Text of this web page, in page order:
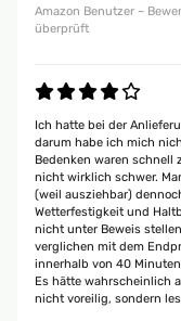
Amazon Benutzer –
überprüft
Ich hatte bei der
darum habe ich mich
Bedenken waren schnell
nicht wirklich schwer.
(weil ausziehbar)
Wetterfestigkeit und
nicht unter Beweis
verglichen mit dem
innerhalb von 40
Es hätte wahrscheinlich
nicht voreilig, sondern